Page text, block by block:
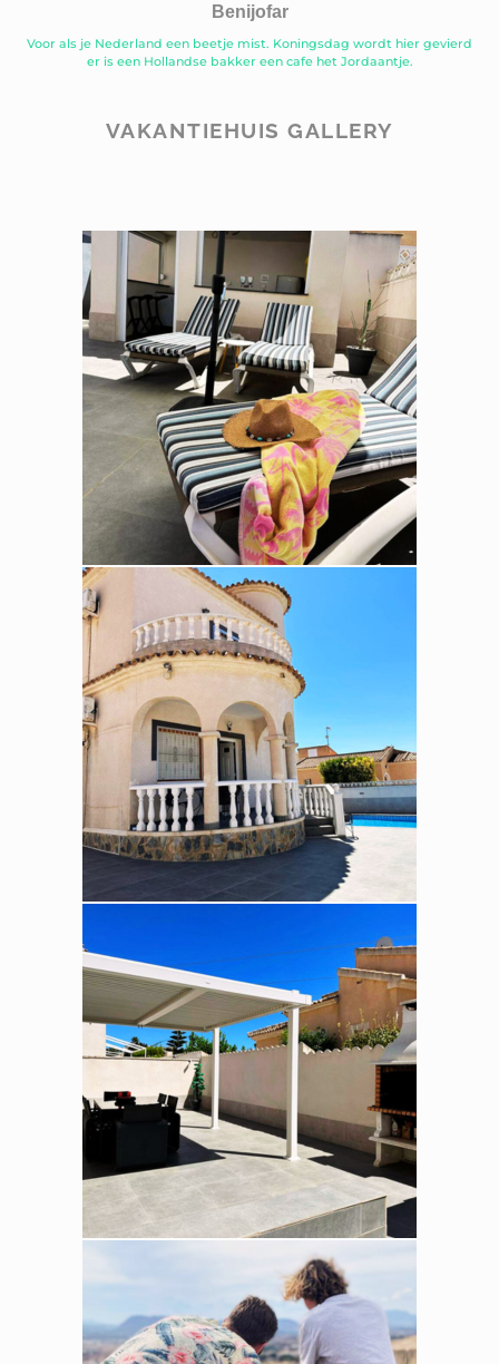
Benijofar
Voor als je Nederland een beetje mist. Koningsdag wordt hier gevierd
er is een Hollandse bakker een cafe het Jordaantje.
VAKANTIEHUIS GALLERY